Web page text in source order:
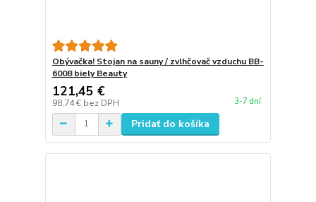
Obývačka! Stojan na sauny / zvlhčovač vzduchu BB-
6008 biely Beauty
121,45 €
98,74 € bez DPH 3-7 dní
Pridať do košíka